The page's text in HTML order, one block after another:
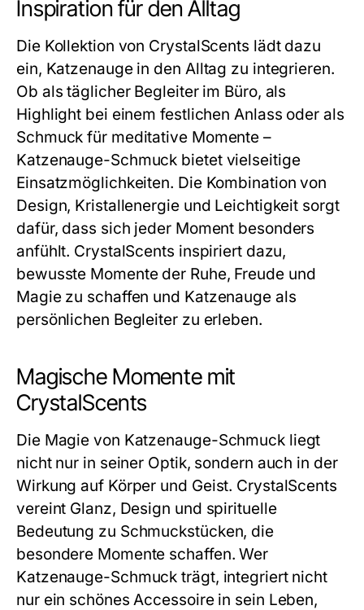
Inspiration für den Alltag
Die Kollektion von CrystalScents lädt dazu
ein, Katzenauge in den Alltag zu integrieren.
Ob als täglicher Begleiter im Büro, als
Highlight bei einem festlichen Anlass oder als
Schmuck für meditative Momente –
Katzenauge-Schmuck bietet vielseitige
Einsatzmöglichkeiten. Die Kombination von
Design, Kristallenergie und Leichtigkeit sorgt
dafür, dass sich jeder Moment besonders
anfühlt. CrystalScents inspiriert dazu,
bewusste Momente der Ruhe, Freude und
Magie zu schaffen und Katzenauge als
persönlichen Begleiter zu erleben.
Magische Momente mit
CrystalScents
Die Magie von Katzenauge-Schmuck liegt
nicht nur in seiner Optik, sondern auch in der
Wirkung auf Körper und Geist. CrystalScents
vereint Glanz, Design und spirituelle
Bedeutung zu Schmuckstücken, die
besondere Momente schaffen. Wer
Katzenauge-Schmuck trägt, integriert nicht
nur ein schönes Accessoire in sein Leben,